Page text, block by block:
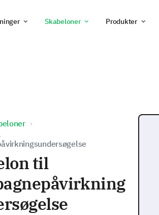
Skabeloner Produkter
til